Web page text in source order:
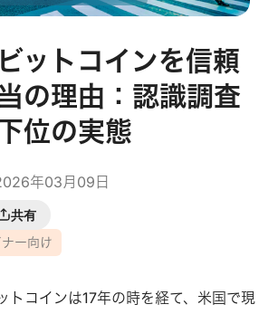
ットコインを信頼
の理由：認識調査
位の実態
年03月09日
共有
ー向け
トコインは17年の時を経て、米国で現